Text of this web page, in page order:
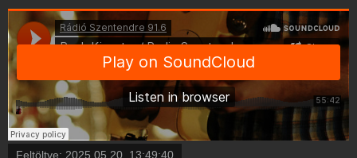
Feltöltve: 2025.05.20. 13:49:40